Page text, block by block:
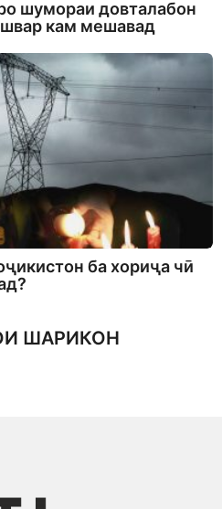
шумораи довталабон
кам мешавад
ба хориҷа чӣ
ШАРИКОН